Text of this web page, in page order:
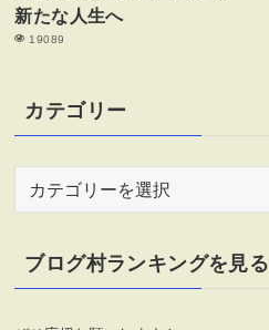
新たな人生へ
19089
カテゴリー
リ
ー
ブログ村ランキングを見る